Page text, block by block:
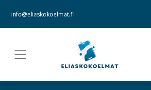
info@eliaskokoelmat.fi